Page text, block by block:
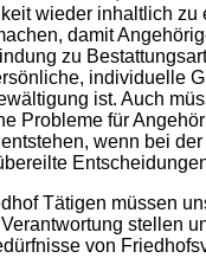
wieder inhaltlich zu
damit
zu
individuelle
ist. Auch
Probleme für
wenn bei
Tätigen müssen
stellen
von